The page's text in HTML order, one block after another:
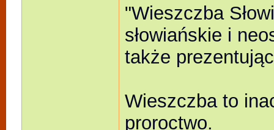
"Wieszczba
słowiańskie i
także
Wieszczba to
proroctwo.